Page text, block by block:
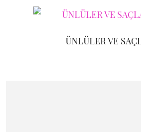
ÜNLÜLER VE